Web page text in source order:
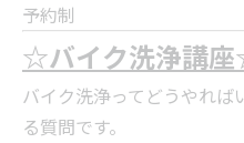
予約制
☆バイク洗浄講
バイク洗浄ってどうやれ
る質問です。